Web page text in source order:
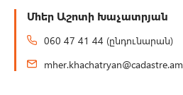
Մհեր Աշոտի Խաչատրյան
060 47 41 44 (ընդունարան)
mher.khachatryan@cadastre.am